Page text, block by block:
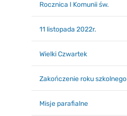
Rocznica I Komunii św.
11 listopada 2022r.
Wielki Czwartek
Zakończenie roku szkolnego
Misje parafialne